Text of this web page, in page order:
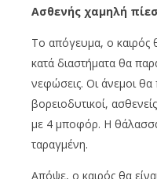
Ασθενής χαμηλή
Το απόγευμα, ο καιρός
κατά διαστήματα θα
νεφώσεις. Οι άνεμοι θα
βορειοδυτικοί,
με 4 μποφόρ. Η θάλασσα
ταραγμένη.
Απόψε, ο καιρός θα